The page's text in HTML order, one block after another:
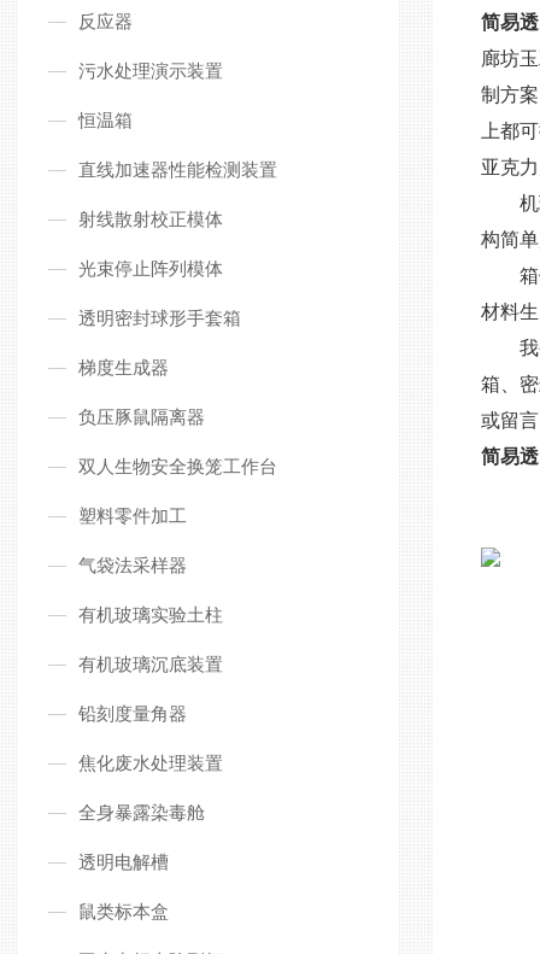
反应器
污水处理演示装置
恒温箱
直线加速器性能检测装置
射线散射校正模体
光束停止阵列模体
透明密封球形手套箱
梯度生成器
负压豚鼠隔离器
双人生物安全换笼工作台
塑料零件加工
气袋法采样器
有机玻璃实验土柱
有机玻璃沉底装置
铅刻度量角器
焦化废水处理装置
全身暴露染毒舱
透明电解槽
鼠类标本盒
简易
廊坊
制方
上都
亚克
构简单
材料
箱、
或留
简易